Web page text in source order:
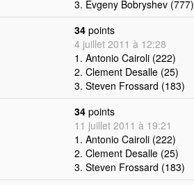
3. Evgeny Bobryshev (777)
34 points
4 juillet 2011 à 12:28
1. Antonio Cairoli (222)
2. Clement Desalle (25)
3. Steven Frossard (183)
34 points
11 juillet 2011 à 19:21
1. Antonio Cairoli (222)
2. Clement Desalle (25)
3. Steven Frossard (183)